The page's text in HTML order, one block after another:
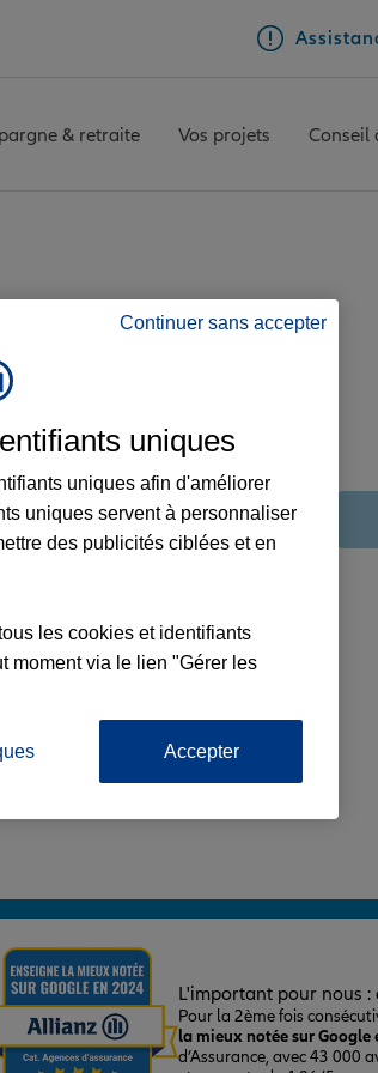
& retraite Vos projets Conseil
L'important pour nous :
Pour la 2ème fois
la mieux notée sur Google
d’Assurance, avec 43 000
Continuer sans accepter
uniques
uniques afin d'améliorer
uniques servent à personnaliser
des publicités ciblées et en
les cookies et identifiants
moment via le lien "Gérer les
Accepter